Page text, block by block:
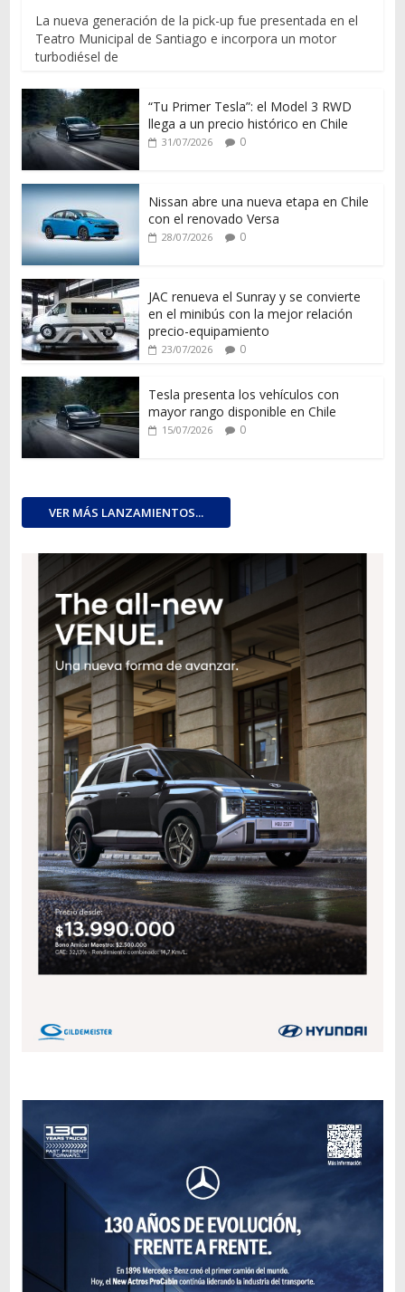
La nueva generación de la pick-up fue presentada en el
Teatro Municipal de Santiago e incorpora un motor
turbodiésel de
“Tu Primer Tesla”: el Model 3 RWD
llega a un precio histórico en Chile
31/07/2026 0
Nissan abre una nueva etapa en Chile
con el renovado Versa
28/07/2026 0
JAC renueva el Sunray y se convierte
en el minibús con la mejor relación
precio-equipamiento
23/07/2026 0
Tesla presenta los vehículos con
mayor rango disponible en Chile
15/07/2026 0
VER MÁS LANZAMIENTOS...